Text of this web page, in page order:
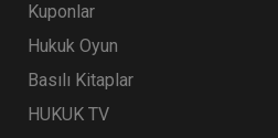
Kuponlar
Hukuk Oyun
Basılı Kitaplar
HUKUK TV